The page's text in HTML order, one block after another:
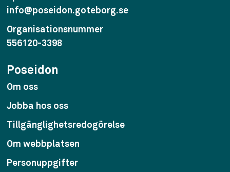
info@poseidon.goteborg.se
Organisationsnummer
556120-3398
Poseidon
Om oss
Jobba hos oss
Tillgänglighetsredogörelse
Om webbplatsen
Personuppgifter